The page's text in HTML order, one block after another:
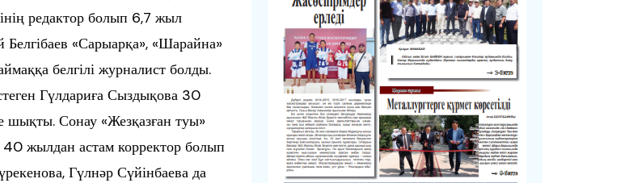
редактор болып 6,7 жыл
Белгібаев «Сарыарқа», «Шарайна»
белгілі журналист болды.
Гүлдариға Сыздықова 30
шықты. Сонау «Жезқазған туы»
40 жылдан астам корректор болып
Гүлнәр Сүйінбаева да